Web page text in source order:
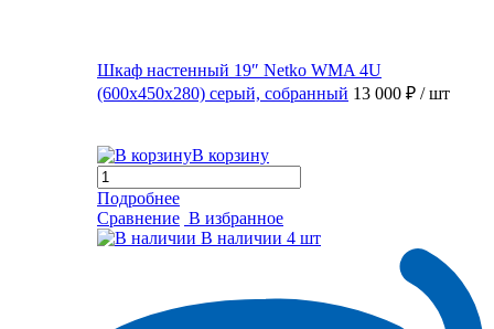
Шкаф настенный 19″ Netko WMA 4U
(600x450x280) серый, собранный 13 000 ₽ / шт
В корзину
Подробнее
Сравнение В избранное
В наличии 4 шт